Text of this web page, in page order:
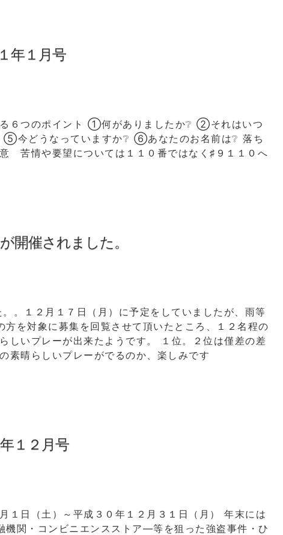
年１月号
６つのポイント ①何がありましたか❔ ②それはいつ
今どうなっていますか❔ ⑥あなたのお名前は❔ 落ち
苦情や要望については１１０番ではなく♯９１１０へ
催されました。
。１２月１７日（月）に予定をしていましたが、雨等
を対象に募集を回覧させて頂いたところ、１２名程の
しいプレーが出来たようです。 １位。２位は僅差の差
素晴らしいプレーがでるのか、楽しみです
１２月号
１日（土）～平成３０年１２月３１日（月） 年末には
関・コンビニエンスストア―等を狙った強盗事件・ひ